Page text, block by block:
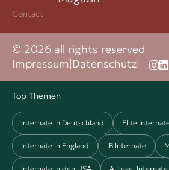
Contact
© 2026 all rights reserved
Impressum|Datenschutz|
Top Themen
Internate in Deutschland Elite
Internate in England IB Internate